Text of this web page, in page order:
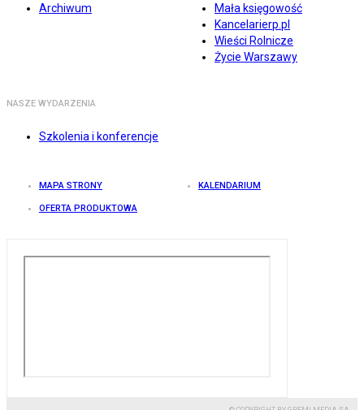
Archiwum
Mała księgowość
Kancelarierp.pl
Wieści Rolnicze
Życie Warszawy
NASZE WYDARZENIA
Szkolenia i konferencje
MAPA STRONY KALENDARIUM
OFERTA PRODUKTOWA